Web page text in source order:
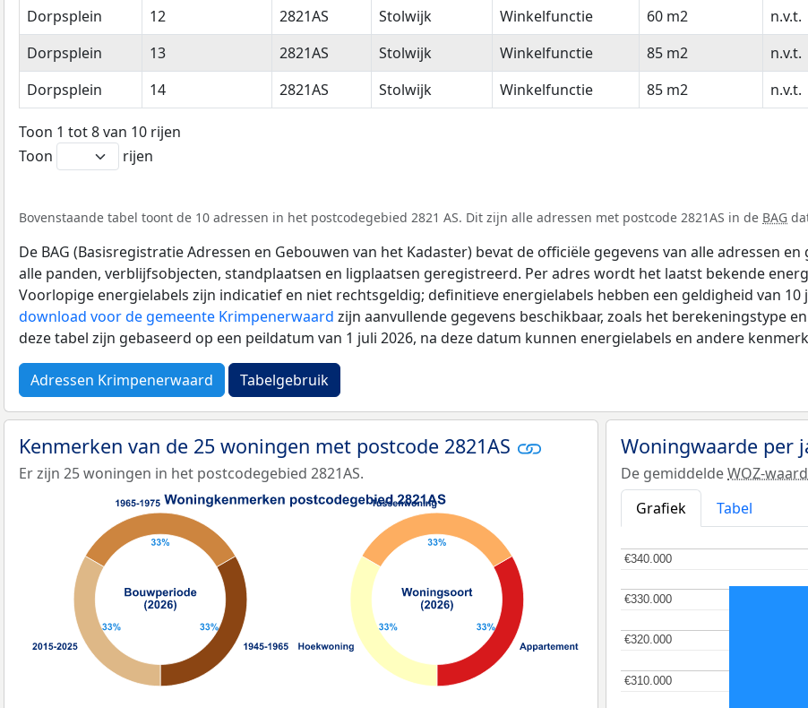
Dorpsplein
12 2821AS Stolwijk Winkelfunctie 60 m2 n.v.t.
Dorpsplein
13 2821AS Stolwijk Winkelfunctie 85 m2 n.v.t.
Dorpsplein
14 2821AS Stolwijk Winkelfunctie 85 m2 n.v.t.
Toon 1 tot 8 van 10 rijen
Toon
rijen
Bovenstaande tabel toont de 10 adressen in het postcodegebied 2821 AS. Dit zijn alle adressen met postcode 2821AS in de BAG
De BAG (Basisregistratie Adressen en Gebouwen van het Kadaster) bevat de officiële gegevens van alle adressen
alle panden, verblijfsobjecten, standplaatsen en ligplaatsen geregistreerd. Per adres wordt het laatst bekende
Voorlopige energielabels zijn indicatief en niet rechtsgeldig; definitieve energielabels hebben een geldigheid van
download voor de gemeente Krimpenerwaard zijn aanvullende gegevens beschikbaar, zoals het berekeningstype
deze tabel zijn gebaseerd op een peildatum van 1 juli 2026, na deze datum kunnen energielabels en andere
Adressen Krimpenerwaard Tabelgebruik
Kenmerken van de 25 woningen met postcode 2821AS
Er zijn 25 woningen in het postcodegebied 2821AS.
Woningwaarde per
De gemiddeldeWOZ-
Grafiek
Tabel
€310.000
€310.000
€320.000
€320.000
€330.000
€330.000
€340.000
€340.000